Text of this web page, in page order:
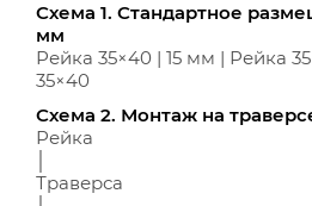
Схема 1. Стандартное
мм
Рейка 35×40 | 15 мм | Рейка
35×40
Схема 2. Монтаж на
Рейка
Траверса